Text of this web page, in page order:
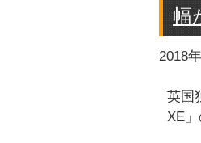
幅
2018
英国
XE